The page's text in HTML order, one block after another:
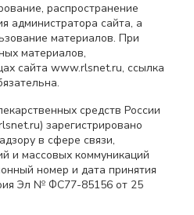
распространение
администратора сайта, а
материалов. При
материалов,
сайта www.rlsnet.ru, ссылка
средств России
зарегистрировано
в сфере связи,
и массовых коммуникаций
номер и дата принятия
Эл № ФС77-85156 от 25